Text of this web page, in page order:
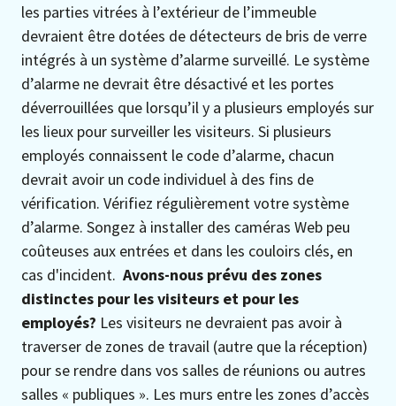
les parties vitrées à l’extérieur de l’immeuble
devraient être dotées de détecteurs de bris de verre
intégrés à un système d’alarme surveillé. Le système
d’alarme ne devrait être désactivé et les portes
déverrouillées que lorsqu’il y a plusieurs employés sur
les lieux pour surveiller les visiteurs. Si plusieurs
employés connaissent le code d’alarme, chacun
devrait avoir un code individuel à des fins de
vérification. Vérifiez régulièrement votre système
d’alarme. Songez à installer des caméras Web peu
coûteuses aux entrées et dans les couloirs clés, en
cas d'incident. Avons-nous prévu des zones
distinctes pour les visiteurs et pour les
employés? Les visiteurs ne devraient pas avoir à
traverser de zones de travail (autre que la réception)
pour se rendre dans vos salles de réunions ou autres
salles « publiques ». Les murs entre les zones d’accès